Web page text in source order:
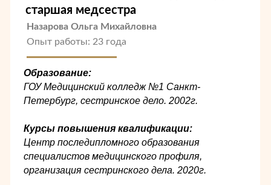
Назарова Ольга Михайловна
Опыт работы: 23 года
старшая медсестра
Образование:
ГОУ Медицинский колледж №1 Санкт-
Петербург, сестринское дело. 2002г.
Курсы повышения квалификации:
Центр последипломного образования
специалистов медицинского профиля,
организация сестринского дела. 2020г.